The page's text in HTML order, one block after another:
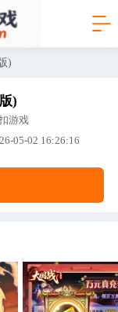
)
)
游戏
05-02 16:26:16